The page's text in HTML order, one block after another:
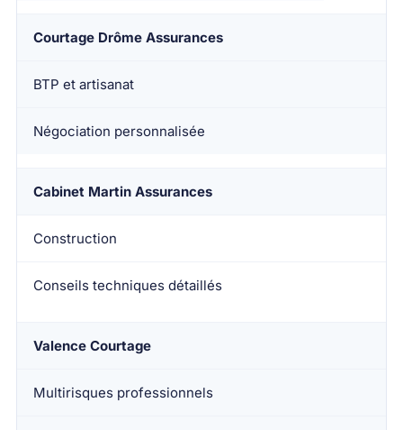
Courtage Drôme Assurances
BTP et artisanat
Négociation personnalisée
Cabinet Martin Assurances
Construction
Conseils techniques détaillés
Valence Courtage
Multirisques professionnels